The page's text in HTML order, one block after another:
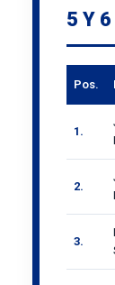
5 Y 6
Pos.
1.
2.
3.